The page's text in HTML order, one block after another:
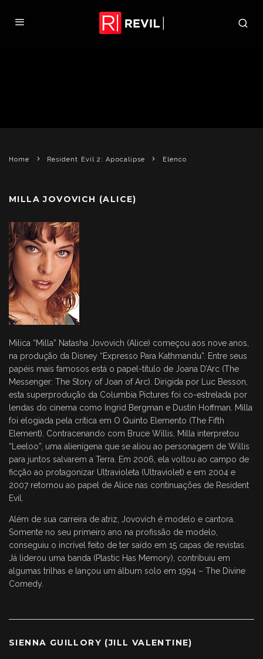
Home Resident Evil 2: Apocalipse Elenco
MILLA JOVOVICH (ALICE)
Milica “Milla” Natasha Jovovich (Alice) começou aos nove anos,
na produção da Disney “Expresso Para Kathmandu”. Entre seus
papéis mais famosos está o papel-título de Joana D’Arc (The
Messenger: The Story of Joan of Arc). Dirigida por Luc Besson,
esta superprodução da Columbia Pictures foi co-estrelada por
lendas do cinema como Ingrid Bergman e Dustin Hoffman. Milla
foi elogiada pela crítica em O Quinto Elemento (The Fifth
Element). Contracenando com Bruce Willis, Milla interpretou
“Leeloo”, uma alienígena que se aliou ao personagem de Willis
para juntos salvarem a Terra. Em 2006, ela voltou ao campo de
ficção ao protagonizar Ultravioleta (Ultraviolet) e em 2004 e
2007 retornou ao papel de Alice nas continuações de Resident
Evil.
Além de sua carreira de atriz, Jovovich é modelo e cantora.
Somente no seu primeiro ano na profissão de modelo,
conseguiu o incrível feito de ter saído em 15 capas de revistas.
Já liderou uma banda (Plastic Has Memory), contribuiu em
algumas trilhas e lançou um álbum solo em 1994 – The Divine
Comedy.
SIENNA GUILLORY (JILL VALENTINE)